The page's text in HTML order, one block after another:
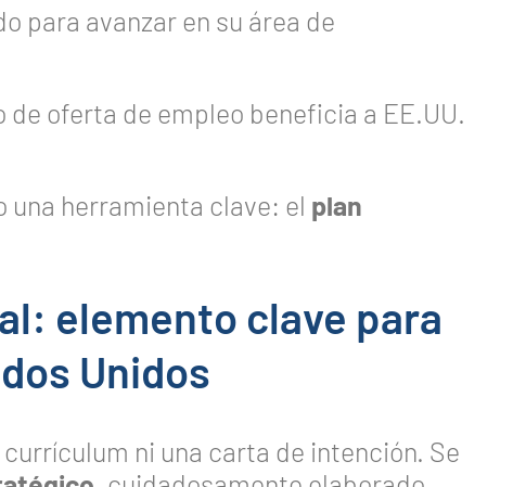
para avanzar en su área de
de oferta de empleo beneficia a EE.UU.
una herramienta clave: el plan
elemento clave para
Unidos
ni una carta de intención. Se